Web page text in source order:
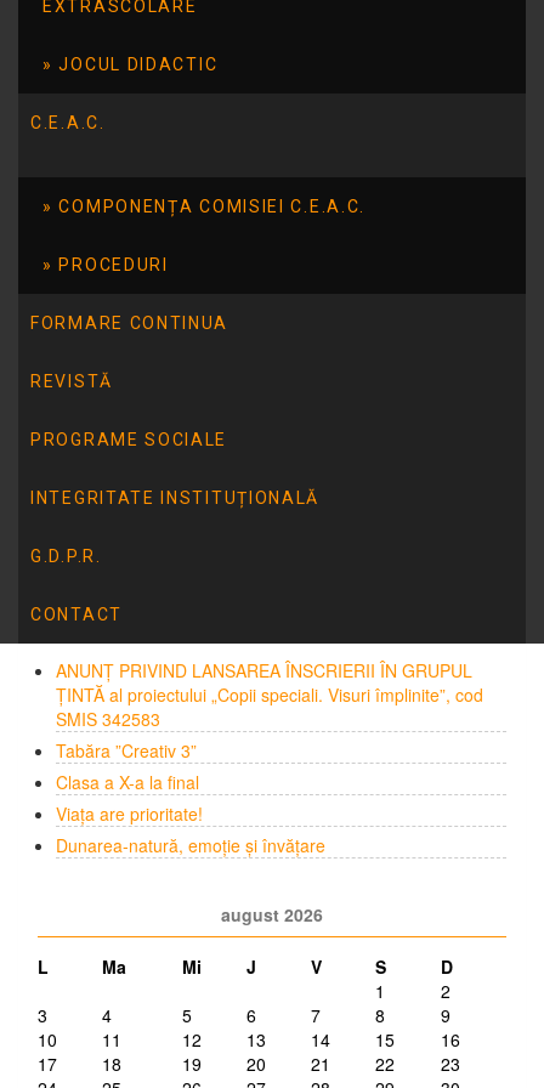
EXTRASCOLARE
JOCUL DIDACTIC
C.E.A.C.
COMPONENȚA COMISIEI C.E.A.C.
PROCEDURI
FORMARE CONTINUA
REVISTĂ
PROGRAME SOCIALE
INTEGRITATE INSTITUȚIONALĂ
G.D.P.R.
CONTACT
participat […]
RESURSE UTILE
deschise
ANUNȚ PRIVIND LANSAREA ÎNSCRIERII ÎN GRUPUL
ȚINTĂ al proiectului „Copii speciali. Visuri împlinite”, cod
SMIS 342583
Tabăra ”Creativ 3”
Clasa a X-a la final
Viața are prioritate!
Dunarea-natură, emoție și învățare
august 2026
L Ma Mi J V S
D
1
2
3
4 5 6 7 8
9
10
11 12 13 14 15
16
17
18 19 20 21 22
23